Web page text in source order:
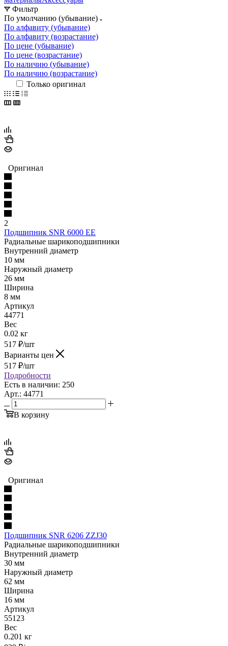
Фильтр
По умолчанию (убывание)
По алфавиту (убывание)
По алфавиту (возрастание)
По цене (убывание)
По цене (возрастание)
По наличию (убывание)
По наличию (возрастание)
Только оригинал
Оригинал
2
Подшипник SNR 6000 EE
Радиальные шарикоподшипники
Внутренний диаметр
10 мм
Наружный диаметр
26 мм
Ширина
8 мм
Артикул
44771
Вес
0.02 кг
517 ₽/шт
Варианты цен
517 ₽/шт
Подробности
Есть в наличии: 250
Арт.: 44771
В корзину
Оригинал
Подшипник SNR 6206 ZZJ30
Радиальные шарикоподшипники
Внутренний диаметр
30 мм
Наружный диаметр
62 мм
Ширина
16 мм
Артикул
55123
Вес
0.201 кг